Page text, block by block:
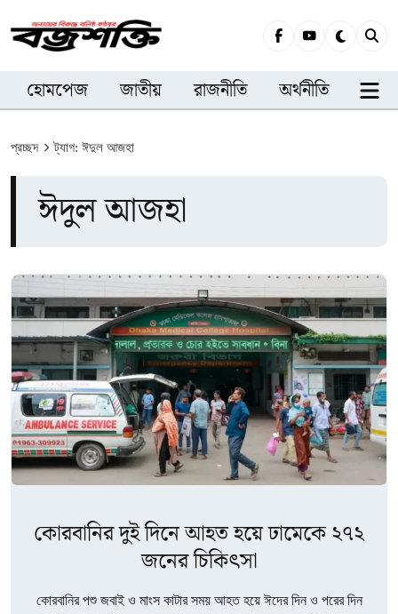
হোমপেজ জাতীয় রাজনীতি অর্থনীতি
প্রচ্ছদ ট্যাগ: ঈদুল আজহা
ঈদুল আজহা
কোরবানির দুই দিনে আহত হয়ে ঢামেকে ২৭২
জনের চিকিৎসা
কোরবানির পশু জবাই ও মাংস কাটার সময় আহত হয়ে ঈদের দিন ও পরের দিন